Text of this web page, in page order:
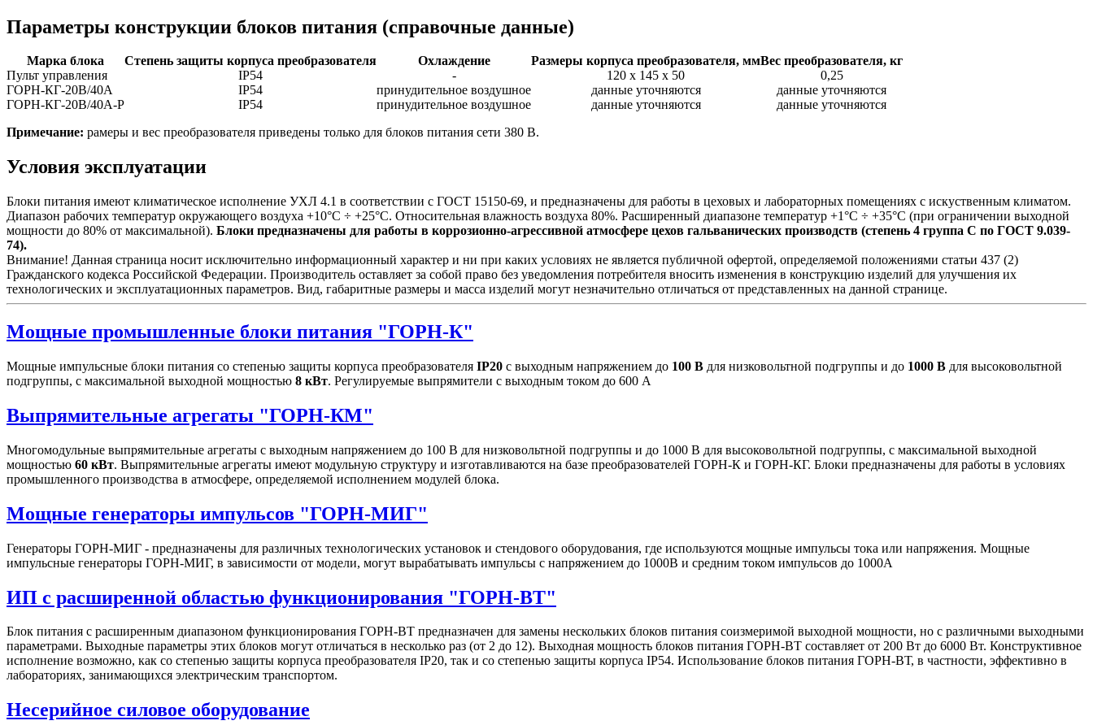
Параметры конструкции блоков питания (справочные данные)
Марка блока Степень защиты корпуса преобразователя Охлаждение Размеры корпуса преобразователя, ммВес преобразователя, кг
Пульт управления
IP54 - 120 х 145 х 50
0,25
ГОРН-КГ-20В/40А
IP54 принудительное воздушное данные уточняются
данные уточняются
ГОРН-КГ-20В/40А-Р
IP54 принудительное воздушное данные уточняются
данные уточняются
Примечание: рамеры и вес преобразователя приведены только для блоков питания сети 380 В.
Условия эксплуатации
Блоки питания имеют климатическое исполнение УХЛ 4.1 в соответствии с ГОСТ 15150-69, и предназначены для работы в цеховых и лабораторных помещениях с искуственным климатом.
Диапазон рабочих температур окружающего воздуха +10°С ÷ +25°С. Относительная влажность воздуха 80%. Расширенный диапазоне температур +1°С ÷ +35°С (при ограничении выходной
мощности до 80% от максимальной). Блоки предназначены для работы в коррозионно-агрессивной атмосфере цехов гальванических производств (степень 4 группа C по ГОСТ 9.039-
74).
Внимание! Данная страница носит исключительно информационный характер и ни при каких условиях не является публичной офертой, определяемой положениями статьи 437 (2)
Гражданского кодекса Российской Федерации. Производитель оставляет за собой право без уведомления потребителя вносить изменения в конструкцию изделий для улучшения их
технологических и эксплуатационных параметров. Вид, габаритные размеры и масса изделий могут незначительно отличаться от представленных на данной странице.
Мощные промышленные блоки питания "ГОРН-К"
Мощные импульсные блоки питания со степенью защиты корпуса преобразователя IP20 с выходным напряжением до 100 В для низковольтной подгруппы и до 1000 В для высоковольтной
подгруппы, с максимальной выходной мощностью 8 кВт. Регулируемые выпрямители с выходным током до 600 А
Выпрямительные агрегаты "ГОРН-КМ"
Многомодульные выпрямительные агрегаты с выходным напряжением до 100 В для низковольтной подгруппы и до 1000 В для высоковольтной подгруппы, с максимальной выходной
мощностью 60 кВт. Выпрямительные агрегаты имеют модульную структуру и изготавливаются на базе преобразователей ГОРН-К и ГОРН-КГ. Блоки предназначены для работы в условиях
промышленного производства в атмосфере, определяемой исполнением модулей блока.
Мощные генераторы импульсов "ГОРН-МИГ"
Генераторы ГОРН-МИГ - предназначены для различных технологических установок и стендового оборудования, где используются мощные импульсы тока или напряжения. Мощные
импульсные генераторы ГОРН-МИГ, в зависимости от модели, могут вырабатывать импульсы c напряжением до 1000В и средним током импульсов до 1000А
ИП с расширенной областью функционирования "ГОРН-ВТ"
Блок питания с расширенным диапазоном функционирования ГОРН-ВТ предназначен для замены нескольких блоков питания соизмеримой выходной мощности, но с различными выходными
параметрами. Выходные параметры этих блоков могут отличаться в несколько раз (от 2 до 12). Выходная мощность блоков питания ГОРН-ВТ составляет от 200 Вт до 6000 Вт. Конструктивное
исполнение возможно, как со степенью защиты корпуса преобразователя IP20, так и со степенью защиты корпуса IP54. Использование блоков питания ГОРН-ВТ, в частности, эффективно в
лабораториях, занимающихся электрическим транспортом.
Несерийное силовое оборудование